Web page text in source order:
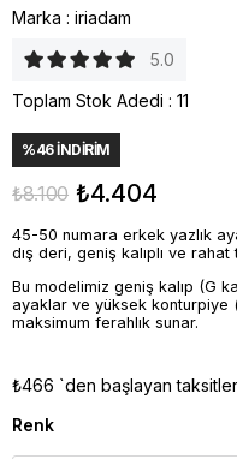
Marka : iriadam
5.0
Toplam Stok Adedi : 11
%46İNDIRIM
₺8.100 ₺4.404
45-50 numara erkek yazlık
dış deri, geniş kalıplı ve
Bu modelimiz geniş kalıp (G
ayaklar ve yüksek konturpiye
maksimum ferahlık sunar.
₺466 `den başlayan
Renk